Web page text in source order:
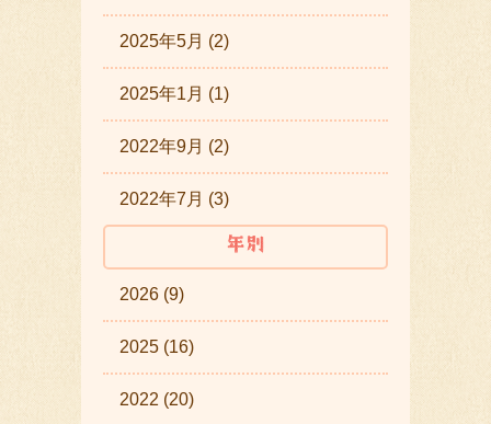
2025年5月 (2)
2025年1月 (1)
2022年9月 (2)
2022年7月 (3)
2026 (9)
2025 (16)
2022 (20)